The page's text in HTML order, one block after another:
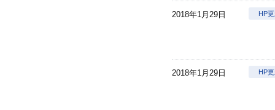
2018年1月29日 HP
2018年1月29日 HP